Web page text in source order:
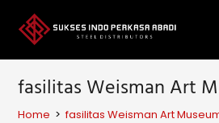
content
fasilitas Weisman Art
Home > fasilitas Weisman Art